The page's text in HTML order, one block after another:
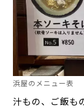
浜屋のメニュー表
汁もの、ご飯も